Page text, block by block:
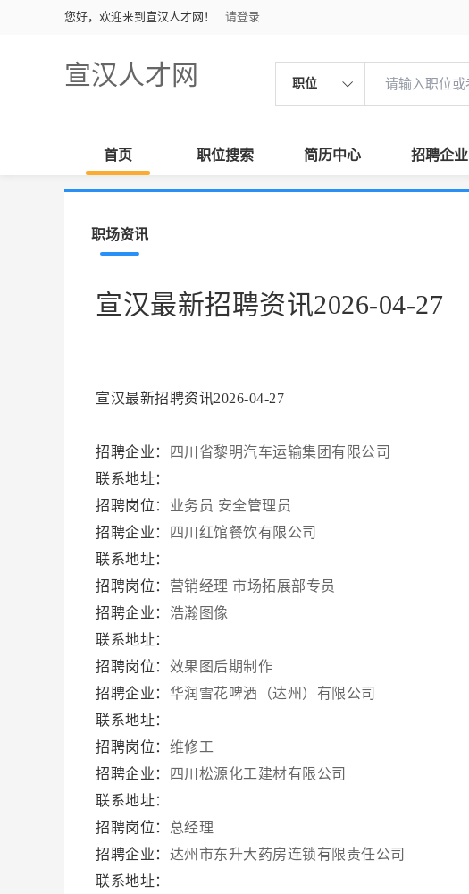
您好，欢迎来到宣汉人才网！ 请登录
宣汉人才网 职位
首页 职位搜索 简历中心 招聘企业
职场资讯
宣汉最新招聘资讯2026-04-27
宣汉最新招聘资讯2026-04-27
招聘企业：
四川省黎明汽车运输集团有限公司
联系地址：
招聘岗位： 业务员 安全管理员
招聘企业：
四川红馆餐饮有限公司
联系地址：
招聘岗位： 营销经理 市场拓展部专员
招聘企业： 浩瀚图像
联系地址：
招聘岗位： 效果图后期制作
招聘企业： 华润雪花啤酒（达州）有限公司
联系地址：
招聘岗位： 维修工
招聘企业：
四川松源化工建材有限公司
联系地址：
招聘岗位： 总经理
招聘企业： 达州市东升大药房连锁有限责任公司
联系地址：